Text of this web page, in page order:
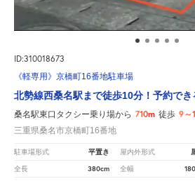
ID:310018673
《軽専用》京橋町16番地駐車場
北勢線西桑名駅まで徒歩10分！予約でき
桑名駅東口タクシー乗り場から 710m 徒歩 9～
三重県桑名市京橋町16番地
駐車場形式 平置き 屋内外形式
全長 380cm 全幅